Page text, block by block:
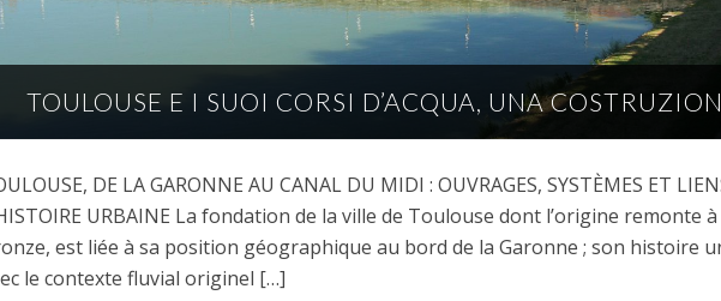
TOULOUSE E I SUOI CORSI D’ACQUA, UNA
DE LA GARONNE AU CANAL DU MIDI : OUVRAGES, SYSTÈMES ET
URBAINE La fondation de la ville de Toulouse dont l’origine remonte à
est liée à sa position géographique au bord de la Garonne ; son histoire
le contexte fluvial originel […]